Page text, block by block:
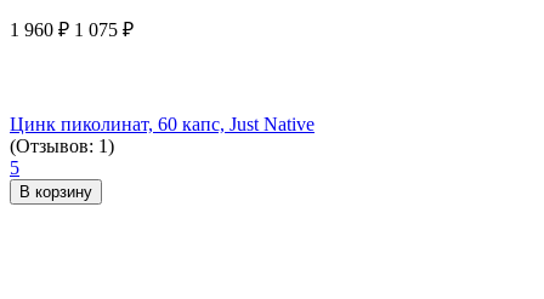
1 960 ₽ 1 075 ₽
Цинк пиколинат, 60 капс, Just Native
(Отзывов: 1)
5
В корзину